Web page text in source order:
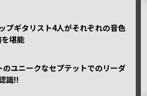
プギタリスト4人がそれぞれの音色
堪能
ユニークなセプテットでのリーダ
識!!